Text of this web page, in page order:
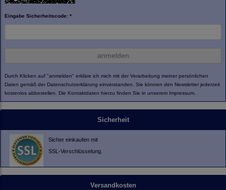
Eingabe Sicherheitscode: *
anmelden
Durch Klicken auf "anmelden" erkläre ich mich mit der Verarbeitung meiner persönlichen
Daten gemäß der Datenschutzerklärung einverstanden. Sie können den Newsletter jederzeit
kostenlos abbestellen. Die Kontaktdaten hierzu finden Sie in unserem Impressum.
Sicherheit
Sicher einkaufen mit
SSL-Verschlüsselung.
Versandkosten